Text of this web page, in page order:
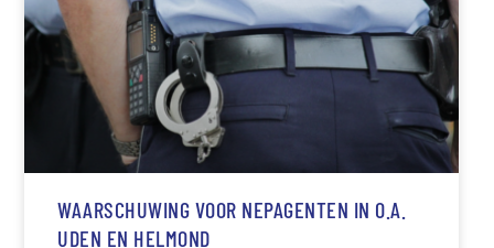
WAARSCHUWING VOOR NEPAGENTEN IN O.A.
UDEN EN HELMOND